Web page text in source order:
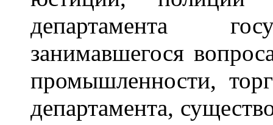
департамента
занимавшегося
промышленности,
департамента,